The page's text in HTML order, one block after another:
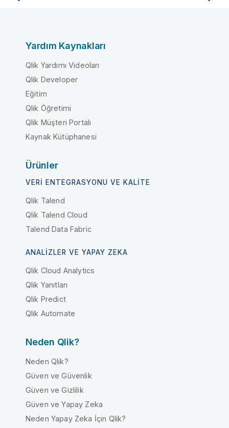
Yardım Kaynakları
Qlik Yardımı Videoları
Qlik Developer
Eğitim
Qlik Öğretimi
Qlik Müşteri Portalı
Kaynak Kütüphanesi
Ürünler
VERI ENTEGRASYONU VE KALITE
Qlik Talend
Qlik Talend Cloud
Talend Data Fabric
ANALIZLER VE YAPAY ZEKA
Qlik Cloud Analytics
Qlik Yanıtları
Qlik Predict
Qlik Automate
Neden Qlik?
Neden Qlik?
Güven ve Güvenlik
Güven ve Gizlilik
Güven ve Yapay Zeka
Neden Yapay Zeka İçin Qlik?